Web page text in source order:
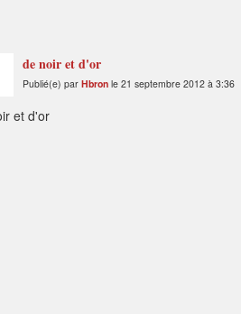
de noir et d'or
Publié(e) par Hbron le 21 septembre 2012 à 3:36
et d'or